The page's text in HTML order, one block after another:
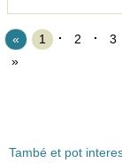
« 1 2 3
»
També et pot